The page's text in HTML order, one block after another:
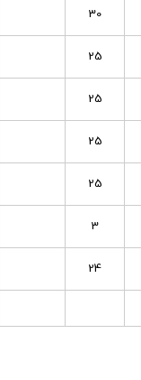
30
25
25
25
25
3
24